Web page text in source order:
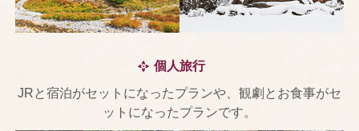
個人旅行
JRと宿泊がセットになったプランや、観劇とお食事がセ
ットになったプランです。